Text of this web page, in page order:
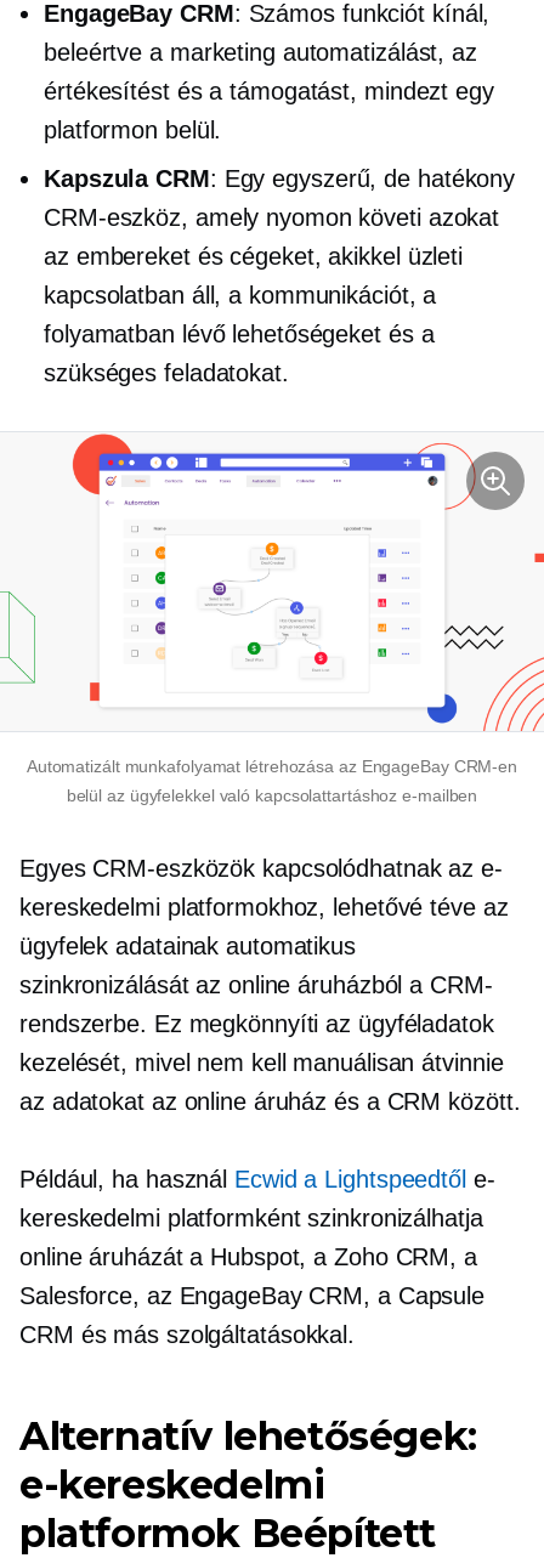
EngageBay CRM: Számos funkciót kínál,
beleértve a marketing automatizálást, az
értékesítést és a támogatást, mindezt egy
platformon belül.
Kapszula CRM: Egy egyszerű, de hatékony
CRM-eszköz, amely nyomon követi azokat
az embereket és cégeket, akikkel üzleti
kapcsolatban áll, a kommunikációt, a
folyamatban lévő lehetőségeket és a
szükséges feladatokat.
Automatizált munkafolyamat létrehozása az EngageBay CRM-en
belül az ügyfelekkel való kapcsolattartáshoz e-mailben
Egyes CRM-eszközök kapcsolódhatnak az e-
kereskedelmi platformokhoz, lehetővé téve az
ügyfelek adatainak automatikus
szinkronizálását az online áruházból a CRM-
rendszerbe. Ez megkönnyíti az ügyféladatok
kezelését, mivel nem kell manuálisan átvinnie
az adatokat az online áruház és a CRM között.
Például, ha használ Ecwid a Lightspeedtől e-
kereskedelmi platformként szinkronizálhatja
online áruházát a Hubspot, a Zoho CRM, a
Salesforce, az EngageBay CRM, a Capsule
CRM és más szolgáltatásokkal.
Alternatív lehetőségek:
e-kereskedelmi
platformok Beépített